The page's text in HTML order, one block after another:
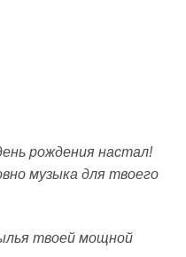
рождения настал!
музыка для твоего
твоей мощной